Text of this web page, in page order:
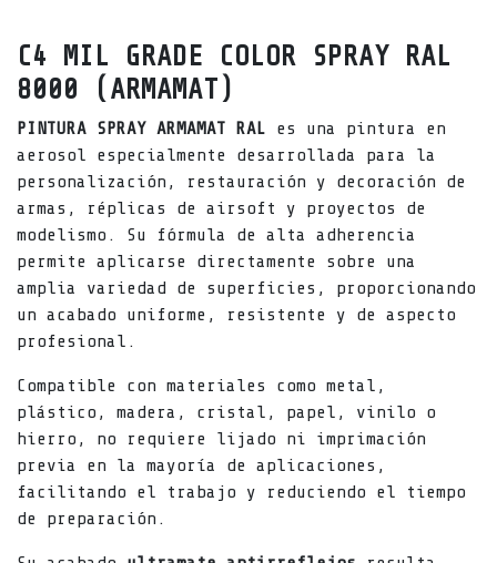
C4 MIL GRADE COLOR SPRAY RAL
8000 (ARMAMAT)
PINTURA SPRAY ARMAMAT RAL es una pintura en
aerosol especialmente desarrollada para la
personalización, restauración y decoración de
armas, réplicas de airsoft y proyectos de
modelismo. Su fórmula de alta adherencia
permite aplicarse directamente sobre una
amplia variedad de superficies, proporcionando
un acabado uniforme, resistente y de aspecto
profesional.
Compatible con materiales como metal,
plástico, madera, cristal, papel, vinilo o
hierro, no requiere lijado ni imprimación
previa en la mayoría de aplicaciones,
facilitando el trabajo y reduciendo el tiempo
de preparación.